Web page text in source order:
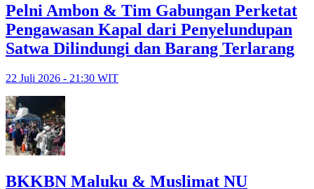
Pelni Ambon & Tim Gabungan Perketat
Pengawasan Kapal dari Penyelundupan
Satwa Dilindungi dan Barang Terlarang
22 Juli 2026 - 21:30 WIT
BKKBN Maluku & Muslimat NU